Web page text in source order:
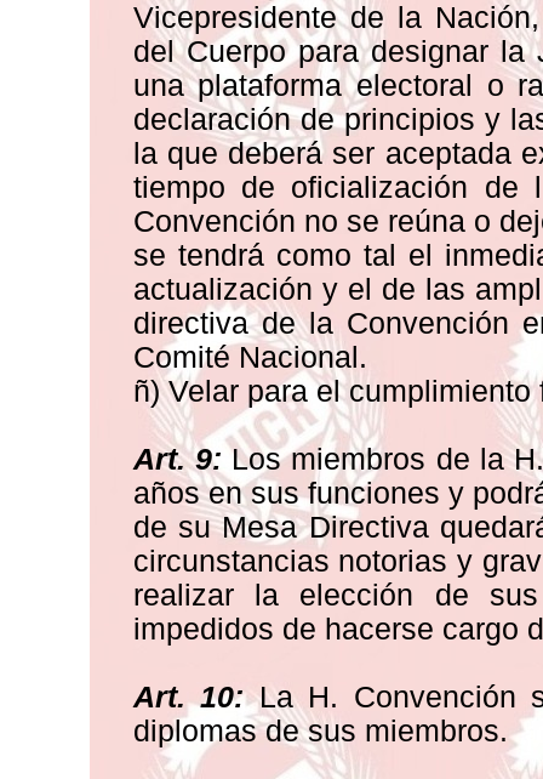
Vicepresidente de la
del Cuerpo para designar la
una plataforma electoral o
declaración de principios y
la que deberá ser aceptada
tiempo de oficialización
Convención no se reúna o
se tendrá como tal el
actualización y el de las
directiva de la Convención
Comité Nacional.
ñ) Velar para el
Art. 9: Los miembros de la
años en sus funciones y
de su Mesa Directiva
circunstancias notorias y
realizar la elección de
impedidos de hacerse cargo
Art. 10:La H. Convención
diplomas de sus miembros.